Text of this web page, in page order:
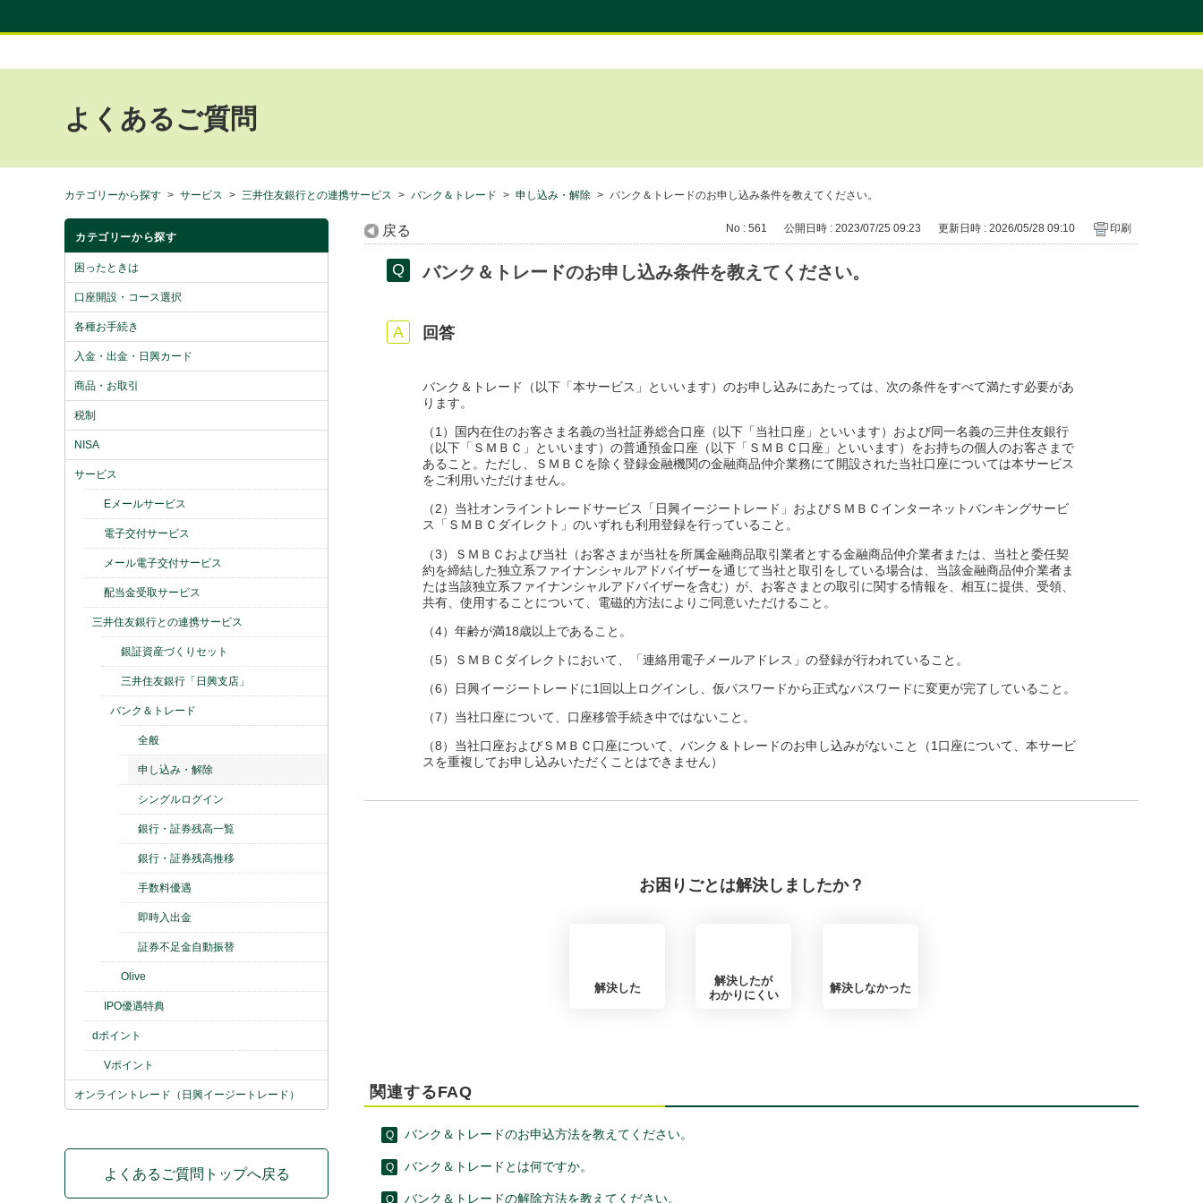
よくあるご質問
カテゴリーから探す > サービス > 三井住友銀行との連携サービス > バンク＆トレード > 申し込み・解除 > バンク＆トレードのお申し込み条件を教えてください。
カテゴリーから探す
困ったときは
口座開設・コース選択
各種お手続き
入金・出金・日興カード
商品・お取引
税制
NISA
サービス
Eメールサービス
電子交付サービス
メール電子交付サービス
配当金受取サービス
三井住友銀行との連携サービス
銀証資産づくりセット
三井住友銀行「日興支店」
バンク＆トレード
全般
申し込み・解除
シングルログイン
銀行・証券残高一覧
銀行・証券残高推移
手数料優遇
即時入出金
証券不足金自動振替
Olive
IPO優遇特典
dポイント
Vポイント
オンライントレード（日興イージートレード）
よくあるご質問トップへ戻る
戻る No : 561 公開日時 : 2023/07/25 09:23 更新日時 : 2026/05/28 09:10 印刷
バンク＆トレードのお申し込み条件を教えてください。
回答
バンク＆トレード（以下「本サービス」といいます）のお申し込みにあたっては、次の条件をすべて満たす必要があ
ります。
（1）国内在住のお客さま名義の当社証券総合口座（以下「当社口座」といいます）および同一名義の三井住友銀行
（以下「ＳＭＢＣ」といいます）の普通預金口座（以下「ＳＭＢＣ口座」といいます）をお持ちの個人のお客さまで
あること。ただし、ＳＭＢＣを除く登録金融機関の金融商品仲介業務にて開設された当社口座については本サービス
をご利用いただけません。
（2）当社オンライントレードサービス「日興イージートレード」およびＳＭＢＣインターネットバンキングサービ
ス「ＳＭＢＣダイレクト」のいずれも利用登録を行っていること。
（3）ＳＭＢＣおよび当社（お客さまが当社を所属金融商品取引業者とする金融商品仲介業者または、当社と委任契
約を締結した独立系ファイナンシャルアドバイザーを通じて当社と取引をしている場合は、当該金融商品仲介業者ま
たは当該独立系ファイナンシャルアドバイザーを含む）が、お客さまとの取引に関する情報を、相互に提供、受領、
共有、使用することについて、電磁的方法によりご同意いただけること。
（4）年齢が満18歳以上であること。
（5）ＳＭＢＣダイレクトにおいて、「連絡用電子メールアドレス」の登録が行われていること。
（6）日興イージートレードに1回以上ログインし、仮パスワードから正式なパスワードに変更が完了していること。
（7）当社口座について、口座移管手続き中ではないこと。
（8）当社口座およびＳＭＢＣ口座について、バンク＆トレードのお申し込みがないこと（1口座について、本サービ
スを重複してお申し込みいただくことはできません）
お困りごとは解決しましたか？
解決した
解決したが
わかりにくい
解決しなかった
関連するFAQ
バンク＆トレードのお申込方法を教えてください。
バンク＆トレードとは何ですか。
バンク＆トレードの解除方法を教えてください。